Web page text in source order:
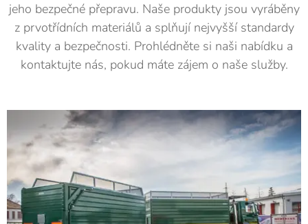
jeho bezpečné přepravu. Naše produkty jsou vyráběny
z prvotřídních materiálů a splňují nejvyšší standardy
kvality a bezpečnosti. Prohlédněte si naši nabídku a
kontaktujte nás, pokud máte zájem o naše služby.